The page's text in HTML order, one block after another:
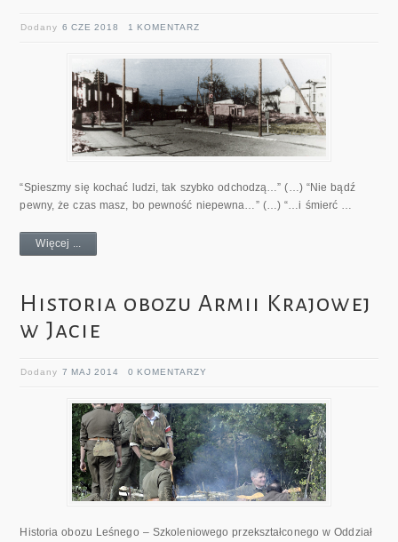
Dodany6 CZE 2018 1 KOMENTARZ
“Spieszmy się kochać ludzi, tak szybko odchodzą…” (…) “Nie bądź
pewny, że czas masz, bo pewność niepewna…” (…) “…i śmierć …
Więcej ...
Historia obozu Armii Krajowej
w Jacie
Dodany7 MAJ 2014 0 KOMENTARZY
Historia obozu Leśnego – Szkoleniowego przekształconego w Oddział